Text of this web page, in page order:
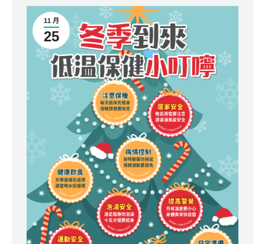
11 月
25